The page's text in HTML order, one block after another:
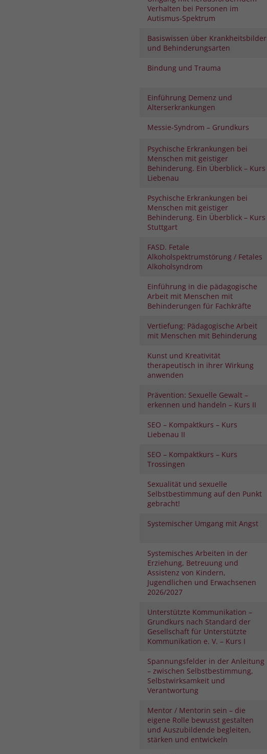
Verhalten bei Personen im
Autismus-Spektrum
Basiswissen über Krankheitsbilder
und Behinderungsarten
Bindung und Trauma
Einführung Demenz und
Alterserkrankungen
Messie-Syndrom – Grundkurs
Psychische Erkrankungen bei
Menschen mit geistiger
Behinderung. Ein Überblick – Kurs
Liebenau
Psychische Erkrankungen bei
Menschen mit geistiger
Behinderung. Ein Überblick – Kurs
Stuttgart
FASD. Fetale
Alkoholspektrumstörung / Fetales
Alkoholsyndrom
Einführung in die pädagogische
Arbeit mit Menschen mit
Behinderungen für Fachkräfte
Vertiefung: Pädagogische Arbeit
mit Menschen mit Behinderung
Kunst und Kreativität
therapeutisch in ihrer Wirkung
anwenden
Prävention: Sexuelle Gewalt –
erkennen und handeln – Kurs II
SEO – Kompaktkurs – Kurs
Liebenau II
SEO – Kompaktkurs – Kurs
Trossingen
Sexualität und sexuelle
Selbstbestimmung auf den Punkt
gebracht!
Systemischer Umgang mit Angst
Systemisches Arbeiten in der
Erziehung, Betreuung und
Assistenz von Kindern,
Jugendlichen und Erwachsenen
2026/2027
Unterstützte Kommunikation –
Grundkurs nach Standard der
Gesellschaft für Unterstützte
Kommunikation e. V. – Kurs I
Spannungsfelder in der Anleitung
– zwischen Selbstbestimmung,
Selbstwirksamkeit und
Verantwortung
Mentor / Mentorin sein – die
eigene Rolle bewusst gestalten
und Auszubildende begleiten,
stärken und entwickeln
Name
Anbieter
Zweck